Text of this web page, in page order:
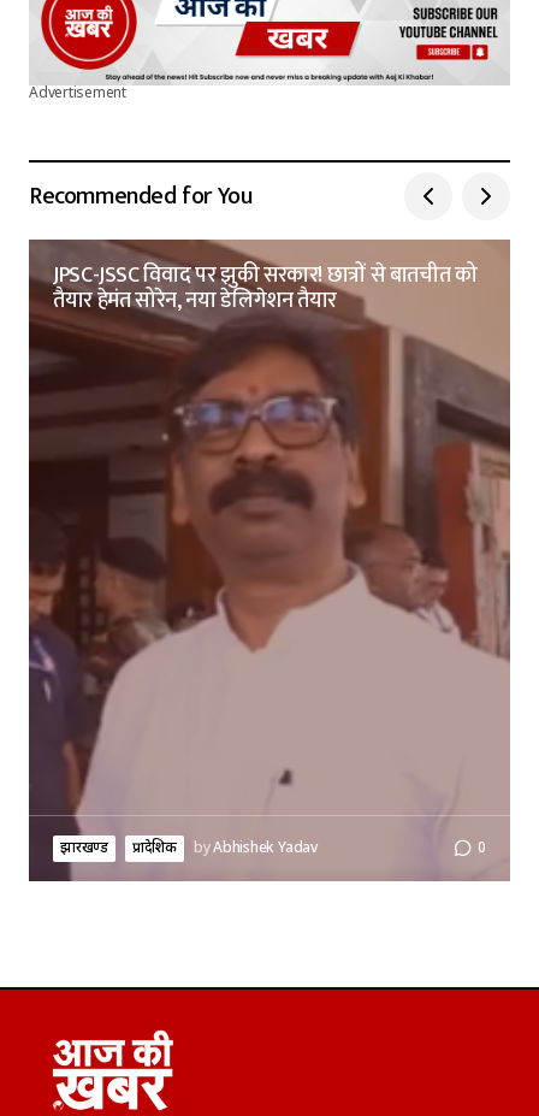
Advertisement
Recommended for You
JPSC-JSSC विवाद पर झुकी सरकार! छात्रों से बातचीत को
तैयार हेमंत सोरेन, नया डेलिगेशन तैयार
झारखण्ड प्रादेशिक byAbhishek Yadav 0